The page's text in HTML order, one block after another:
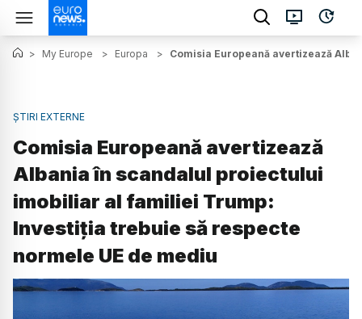
> My Europe > Europa > Comisia Europeană avertizează
ȘTIRI EXTERNE
Comisia Europeană avertizează
Albania în scandalul proiectului
imobiliar al familiei Trump:
Investiția trebuie să respecte
normele UE de mediu